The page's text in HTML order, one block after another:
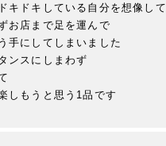
キドキしている自分を想像して
お店まで足を運んで
手にしてしまいました
ンスにしまわず
しもうと思う1品です